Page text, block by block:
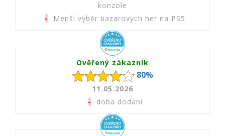
konzole
- Menší výběr bazarovych her na PS5
Ověřený zákazník
80%
11.05.2026
-doba dodani